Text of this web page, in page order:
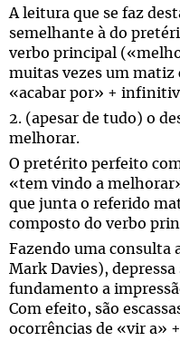
A leitura que se faz
semelhante à do
verbo principal
muitas vezes um matiz
«acabar por» +
2. (apesar de tudo) o
melhorar.
O pretérito perfeito
«tem vindo a
que junta o referido
composto do verbo
Fazendo uma consulta
Mark Davies),
fundamento a
Com efeito, são
ocorrências de «vir a»